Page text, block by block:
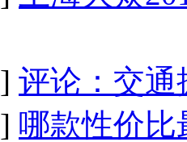
] 评论：交通
] 哪款性价比